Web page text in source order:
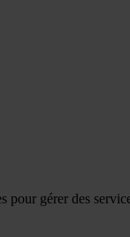
pour gérer des